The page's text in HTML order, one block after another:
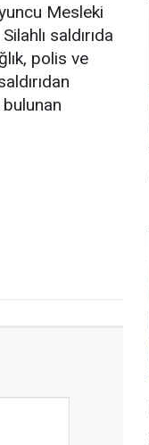
Mesleki
saldırıda
polis ve